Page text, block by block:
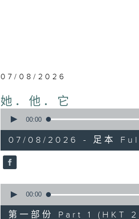
07/08/2026
她．他．它
seconds
hour,
42
minutes,
54
90%
00:00
07/08/2026 - 足本
seconds
51
00:00
第一部份 Part 1 (HKT